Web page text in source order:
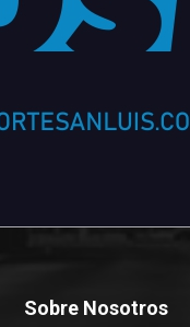
Sobre Nosotros